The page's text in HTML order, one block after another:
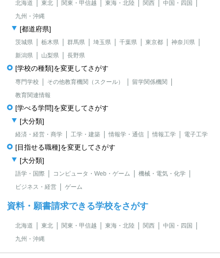
北海道 東北 関東・甲信越 東海・北陸 関西
中国・四国
九州・沖縄
[都道府県]
茨城県 栃木県 群馬県 埼玉県 千葉県 東京都
神奈川県
新潟県
山梨県 長野県
[学校の種類]を変更してさがす
専門学校 その他教育機関（スクール）
留学関係機関
教育関連情報
[学べる学問]を変更してさがす
[大分類]
経済・経営・商学 工学・建築 情報学・通信 情報工学 電子工学
[目指せる職種]を変更してさがす
[大分類]
語学・国際 コンピュータ・Web・ゲーム
機械・電気・化学
ビジネス・経営
ゲーム
資料・願書請求できる学校をさがす
北海道 東北 関東・甲信越 東海・北陸 関西
中国・四国
九州・沖縄